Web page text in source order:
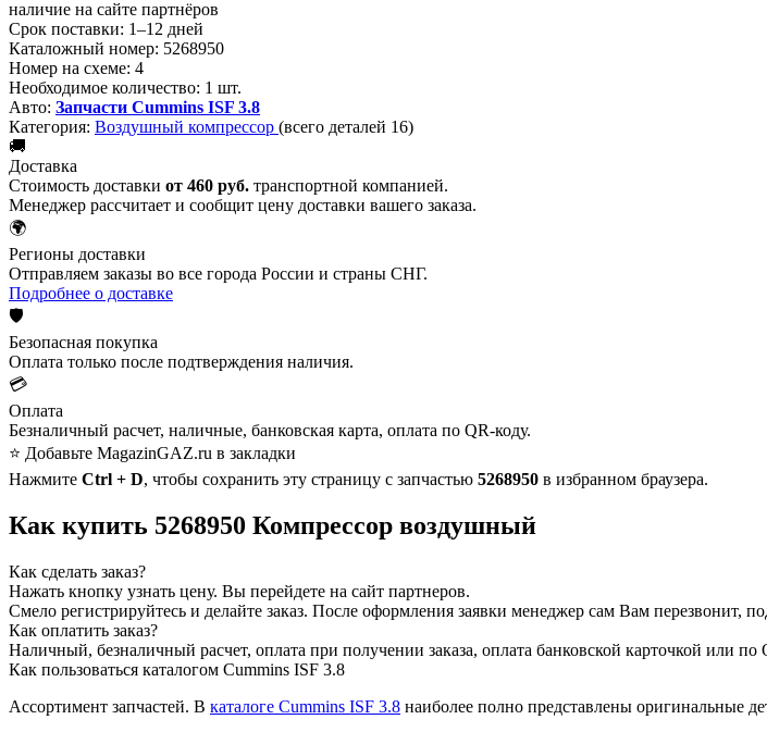
наличие на сайте партнёров
Срок поставки: 1–12 дней
Каталожный номер: 5268950
Номер на схеме: 4
Необходимое количество: 1 шт.
Авто: Запчасти Cummins ISF 3.8
Категория: Воздушный компрессор (всего деталей 16)
🚚
Доставка
Стоимость доставки от 460 руб. транспортной компанией.
Менеджер рассчитает и сообщит цену доставки вашего заказа.
🌍
Регионы доставки
Отправляем заказы во все города России и страны СНГ.
Подробнее о доставке
🛡️
Безопасная покупка
Оплата только после подтверждения наличия.
💳
Оплата
Безналичный расчет, наличные, банковская карта, оплата по QR-коду.
⭐ Добавьте MagazinGAZ.ru в закладки
Нажмите Ctrl + D, чтобы сохранить эту страницу с запчастью 5268950 в избранном браузера.
Как купить 5268950 Компрессор воздушный
Как сделать заказ?
Нажать кнопку узнать цену. Вы перейдете на сайт партнеров.
Смело регистрируйтесь и делайте заказ. После оформления заявки менеджер сам Вам перезвонит,
Как оплатить заказ?
Наличный, безналичный расчет, оплата при получении заказа, оплата банковской карточкой или
Как пользоваться каталогом Cummins ISF 3.8
Ассортимент запчастей. В каталоге Cummins ISF 3.8 наиболее полно представлены оригинальные